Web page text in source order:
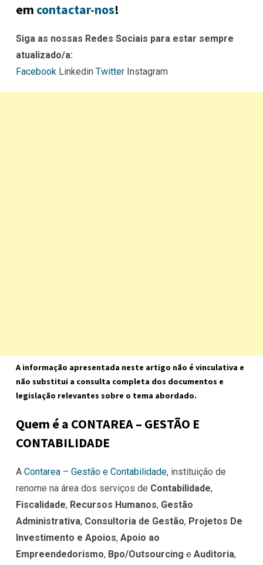
em contactar-nos!
Siga as nossas Redes Sociais para estar sempre
atualizado/a:
Facebook Linkedin Twitter Instagram
A informação apresentada neste artigo não é vinculativa e
não substitui a consulta completa dos documentos e
legislação relevantes sobre o tema abordado.
Quem é a CONTAREA – GESTÃO E
CONTABILIDADE
A Contarea – Gestão e Contabilidade, instituição de
renome na área dos serviços de Contabilidade,
Fiscalidade, Recursos Humanos, Gestão
Administrativa, Consultoria de Gestão, Projetos De
Investimento e Apoios, Apoio ao
Empreendedorismo, Bpo/Outsourcing e Auditoria,